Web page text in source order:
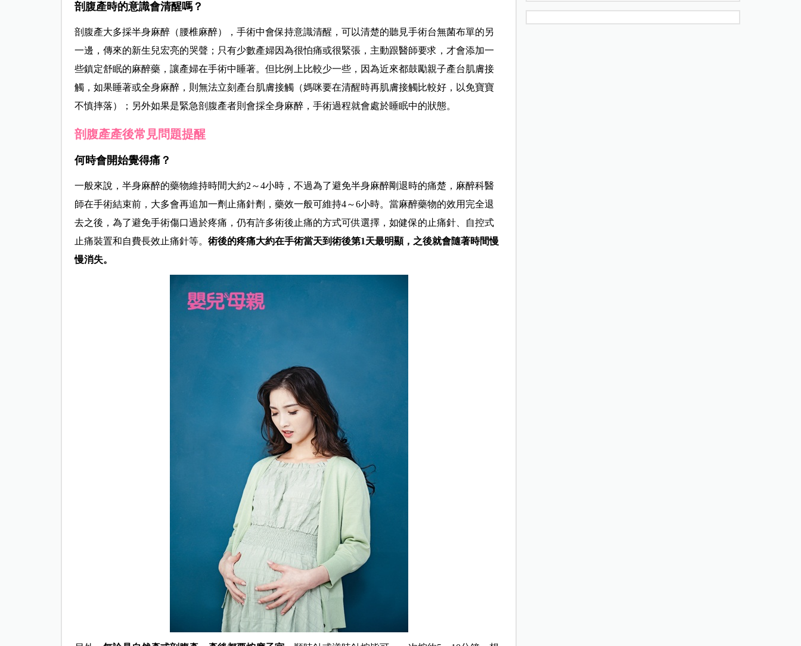
剖腹產時的意識會清醒嗎？
剖腹產大多採半身麻醉（腰椎麻醉），手術中會保持意識清醒，可以清楚的聽見手術台無菌布單的另
一邊，傳來的新生兒宏亮的哭聲；只有少數產婦因為很怕痛或很緊張，主動跟醫師要求，才會添加一
些鎮定舒眠的麻醉藥，讓產婦在手術中睡著。但比例上比較少一些，因為近來都鼓勵親子產台肌膚接
觸，如果睡著或全身麻醉，則無法立刻產台肌膚接觸（媽咪要在清醒時再肌膚接觸比較好，以免寶寶
不慎摔落）；另外如果是緊急剖腹產者則會採全身麻醉，手術過程就會處於睡眠中的狀態。
剖腹產產後常見問題提醒
何時會開始覺得痛？
一般來說，半身麻醉的藥物維持時間大約2～4小時，不過為了避免半身麻醉剛退時的痛楚， 麻醉科醫
師在手術結束前，大多會再追加一劑止痛針劑，藥效一般可維持4～6小時。當麻醉藥物的效用完全退
去之後，為了避免手術傷口過於疼痛，仍有許多術後止痛的方式可供選擇，如健保的止痛針、自控式
止痛裝置和自費長效止痛針等。 術後的疼痛大約在手術當天到術後第1天最明顯，之後就會隨著時間慢
慢消失。